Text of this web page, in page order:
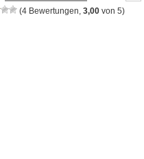
(4 Bewertungen, 3,00 von 5)